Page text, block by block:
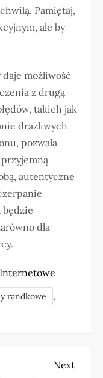
Pamiętaj,
ale by
możliwość
z drugą
takich jak
drażliwych
pozwala
autentyczne
dla
randkowe ,
Next
Next